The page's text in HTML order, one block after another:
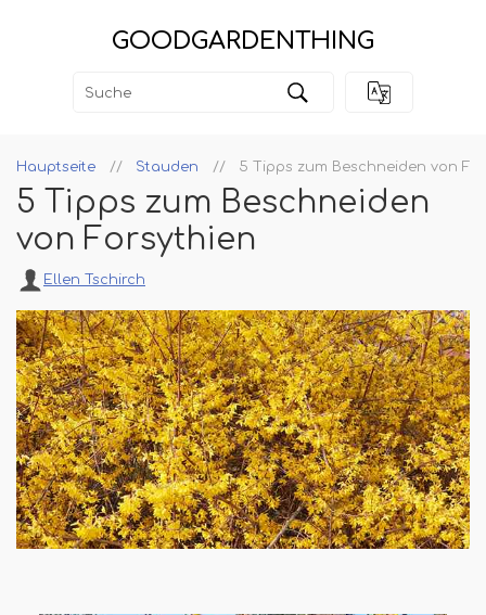
GOODGARDENTHING
Hauptseite Stauden 5 Tipps zum Beschneiden von
5 Tipps zum Beschneiden
von Forsythien
Ellen Tschirch